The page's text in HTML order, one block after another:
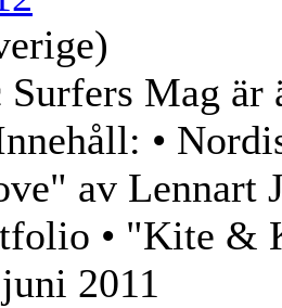
Mag är
•
av Lennart
• "Kite &
2011